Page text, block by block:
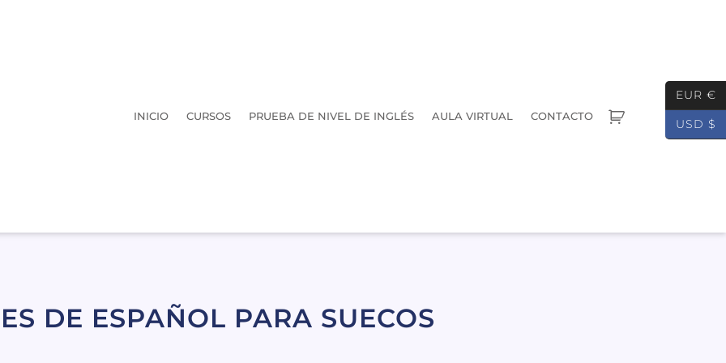
INICIO CURSOS PRUEBA DE NIVEL DE INGLÉS AULA VIRTUAL CONTACTO
DE ESPAÑOL PARA SUECOS
EUR €
USD $